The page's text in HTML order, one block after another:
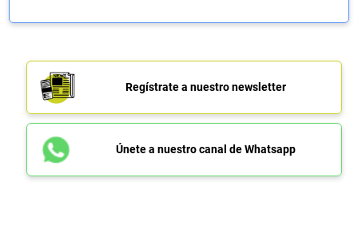
Regístrate a nuestro newsletter
Únete a nuestro canal de Whatsapp